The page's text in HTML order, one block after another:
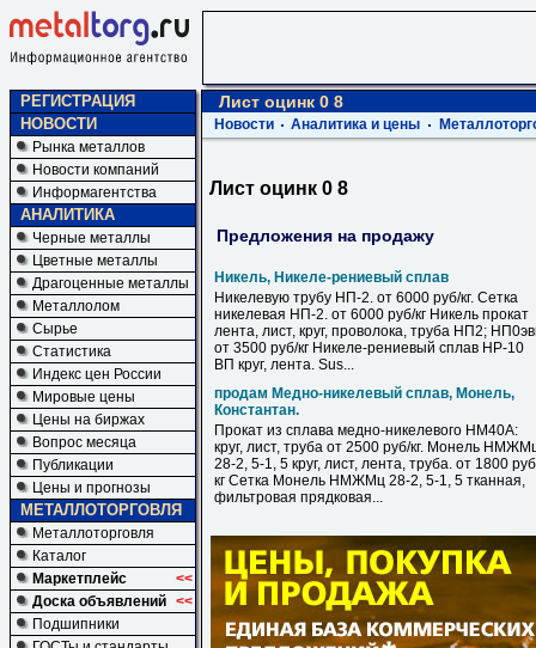
РЕГИСТРАЦИЯ
НОВОСТИ
Рынка металлов
Новости компаний
Информагентства
АНАЛИТИКА
Черные металлы
Цветные металлы
Драгоценные металлы
Металлолом
Сырье
Статистика
Индекс цен России
Мировые цены
Цены на биржах
Вопрос месяца
Публикации
Цены и прогнозы
МЕТАЛЛОТОРГОВЛЯ
Металлоторговля
Каталог
Маркетплейс
<<
Доска объявлений <<
Подшипники
Лист оцинк 0 8
Новости Аналитика и цены
Лист оцинк 0 8
Предложения на продажу
Никель, Никеле-рениевый сплав
Никелевую трубу НП-2. от 6000 руб/кг. Сетка
никелевая НП-2. от 6000 руб/кг Никель прокат
лента, лист, круг, проволока, труба НП2;
от 3500 руб/кг Никеле-рениевый сплав НР-10
ВП круг, лента. Sus...
продам Медно-никелевый сплав, Монель,
Константан.
Прокат из сплава медно-никелевого НМ40А:
круг, лист, труба от 2500 руб/кг. Монель
28-2, 5-1, 5 круг, лист, лента, труба. от 1800
кг Сетка Монель НМЖМц 28-2, 5-1, 5 тканная,
фильтровая прядковая...